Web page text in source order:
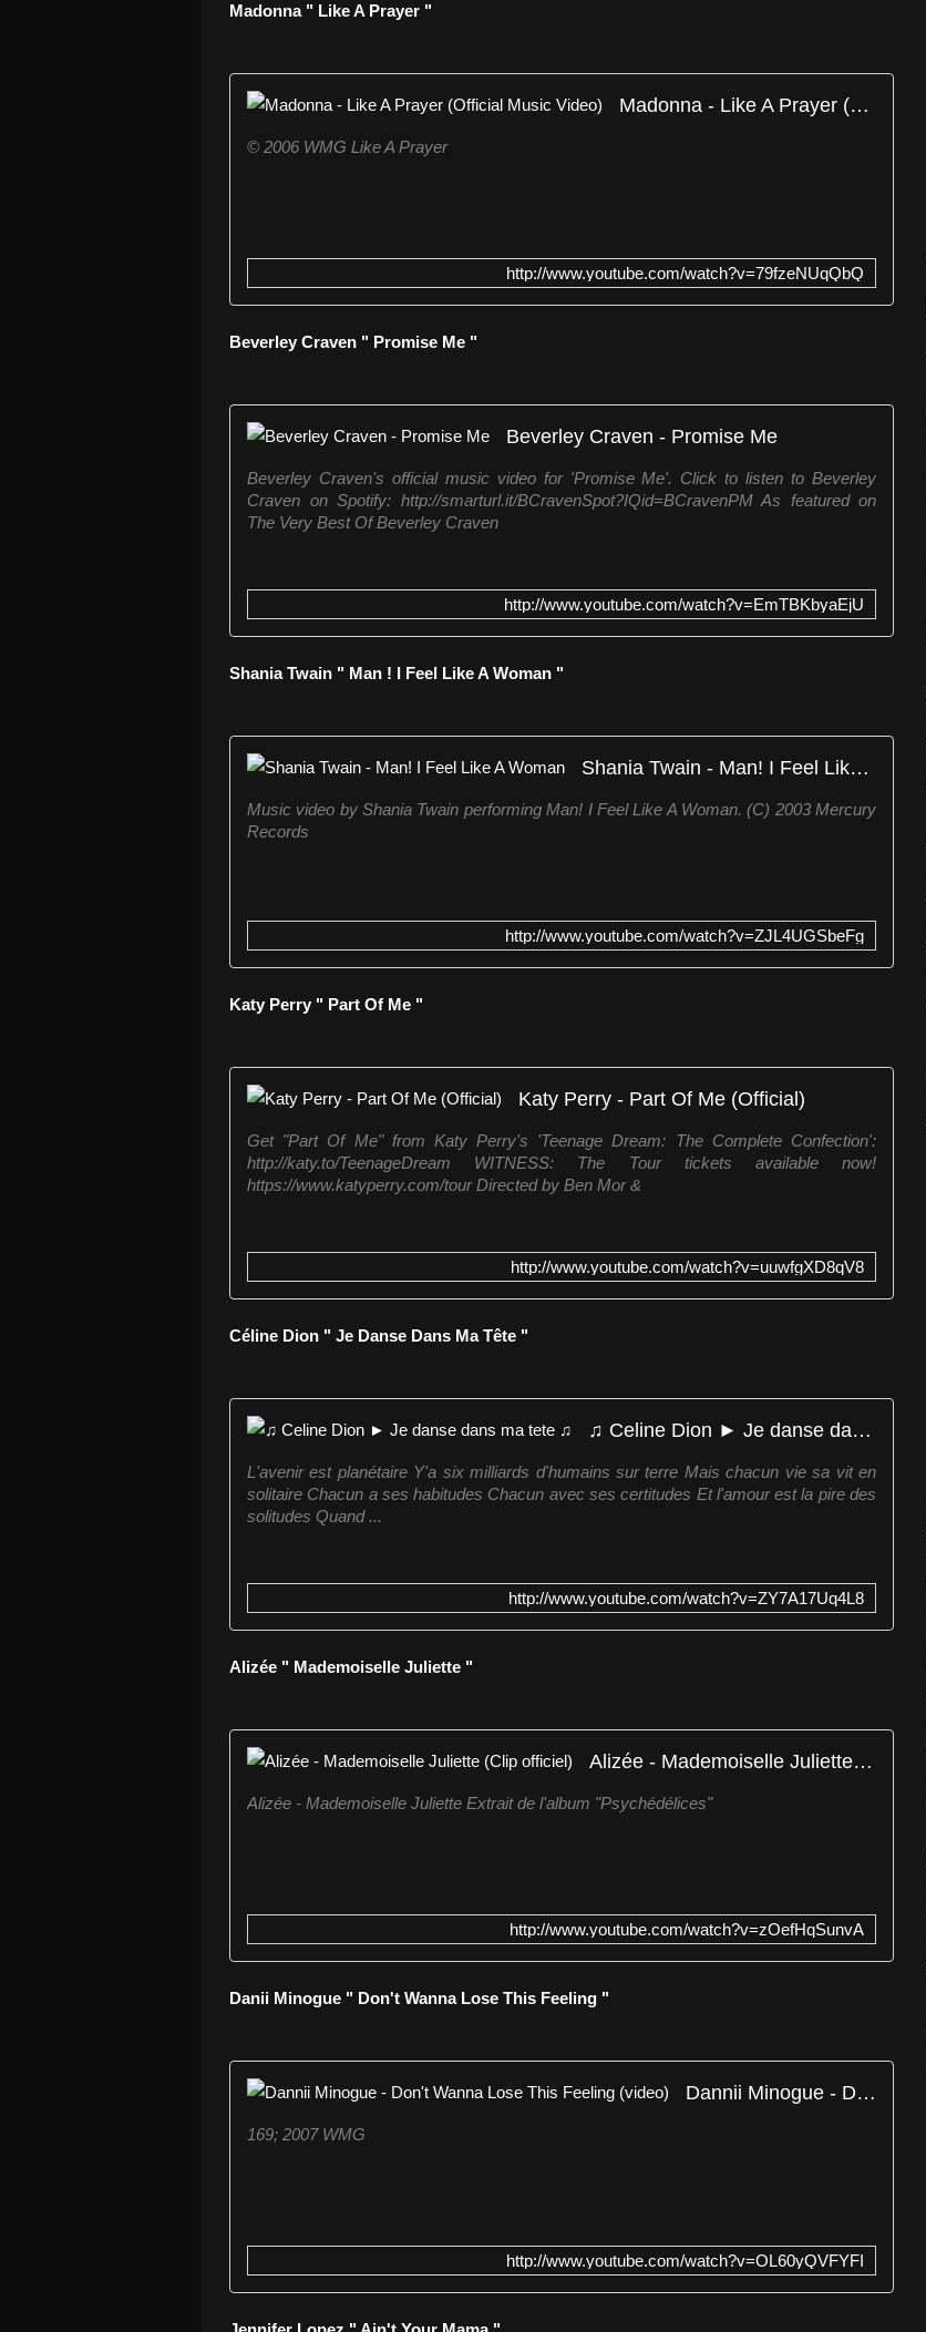
Madonna " Like A Prayer "
Madonna - Like A Prayer (Official Music Video)
© 2006 WMG Like A Prayer
http://www.youtube.com/watch?v=79fzeNUqQbQ
Beverley Craven " Promise Me "
Beverley Craven - Promise Me
Beverley Craven's official music video for 'Promise Me'. Click to listen to Beverley
Craven on Spotify: http://smarturl.it/BCravenSpot?IQid=BCravenPM As featured on
The Very Best Of Beverley Craven
http://www.youtube.com/watch?v=EmTBKbyaEjU
Shania Twain " Man ! I Feel Like A Woman "
Shania Twain - Man! I Feel Like A Woman
Music video by Shania Twain performing Man! I Feel Like A Woman. (C) 2003 Mercury
Records
http://www.youtube.com/watch?v=ZJL4UGSbeFg
Katy Perry " Part Of Me "
Katy Perry - Part Of Me (Official)
Get "Part Of Me" from Katy Perry's 'Teenage Dream: The Complete Confection':
http://katy.to/TeenageDream WITNESS: The Tour tickets available now!
https://www.katyperry.com/tour Directed by Ben Mor &
http://www.youtube.com/watch?v=uuwfgXD8qV8
Céline Dion " Je Danse Dans Ma Tête "
♫ Celine Dion ► Je danse dans ma tete ♫
L'avenir est planétaire Y'a six milliards d'humains sur terre Mais chacun vie sa vit en
solitaire Chacun a ses habitudes Chacun avec ses certitudes Et l'amour est la pire des
solitudes Quand ...
http://www.youtube.com/watch?v=ZY7A17Uq4L8
Alizée " Mademoiselle Juliette "
Alizée - Mademoiselle Juliette (Clip officiel)
Alizée - Mademoiselle Juliette Extrait de l'album "Psychédélices"
http://www.youtube.com/watch?v=zOefHqSunvA
Danii Minogue " Don't Wanna Lose This Feeling "
Dannii Minogue - Don't Wanna Lose This Feeling (video)
169; 2007 WMG
http://www.youtube.com/watch?v=OL60yQVFYFI